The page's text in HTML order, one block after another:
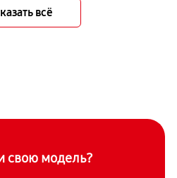
всё
свою модель?